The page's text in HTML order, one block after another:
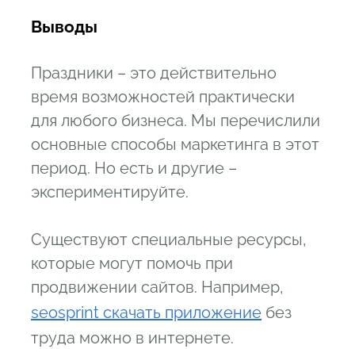
Выводы
Праздники – это действительно
время возможностей практически
для любого бизнеса. Мы перечислили
основные способы маркетинга в этот
период. Но есть и другие –
экспериментируйте.
Существуют специальные ресурсы,
которые могут помочь при
продвижении сайтов. Например,
seosprint скачать приложение без
труда можно в интернете.